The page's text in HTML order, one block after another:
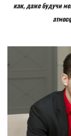
как, даже будучи